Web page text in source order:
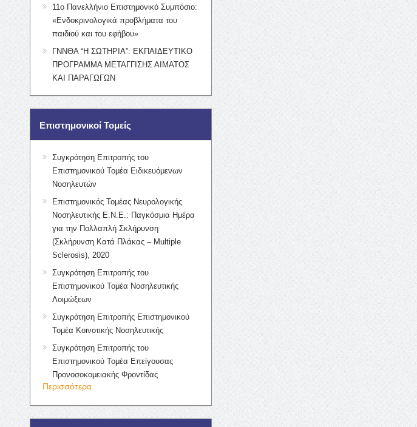
11ο Πανελλήνιο Επιστημονικό Συμπόσιο:
«Ενδοκρινολογικά προβλήματα του
παιδιού και του εφήβου»
ΓΝΝΘΑ “Η ΣΩΤΗΡΙΑ”: ΕΚΠΑΙΔΕΥΤΙΚΟ
ΠΡΟΓΡΑΜΜΑ ΜΕΤΑΓΓΙΣΗΣ ΑΙΜΑΤΟΣ
ΚΑΙ ΠΑΡΑΓΩΓΩΝ
Επιστημονικοί Τομείς
Συγκρότηση Επιτροπής του
Επιστημονικού Τομέα Ειδικευόμενων
Νοσηλευτών
Επιστημονικός Τομέας Νευρολογικής
Νοσηλευτικής Ε.Ν.Ε.: Παγκόσμια Ημέρα
για την Πολλαπλή Σκλήρυνση
(Σκλήρυνση Κατά Πλάκας – Multiple
Sclerosis), 2020
Συγκρότηση Επιτροπής του
Επιστημονικού Τομέα Νοσηλευτικής
Λοιμώξεων
Συγκρότηση Επιτροπής Επιστημονικού
Τομέα Κοινοτικής Νοσηλευτικής
Συγκρότηση Επιτροπής του
Επιστημονικού Τομέα Επείγουσας
Προνοσοκομειακής Φροντίδας
Περισσότερα